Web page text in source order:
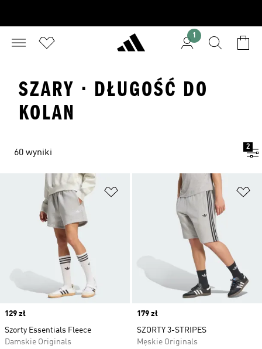
1
SZARY · DŁUGOŚĆ DO
KOLAN
60 wyniki
2
Dodaj do listy życzeń
Price
129 zł
Szorty Essentials Fleece
Damskie Originals
Price
179 zł
SZORTY 3-STRIPES
Męskie Originals